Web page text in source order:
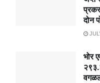
दोन
भोर